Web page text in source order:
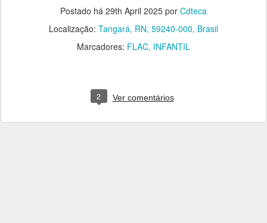
Postado há 29th April 2025 por Cdteca
Localização: Tangará, RN, 59240-000, Brasil
Marcadores: FLAC INFANTIL
2 Ver comentários